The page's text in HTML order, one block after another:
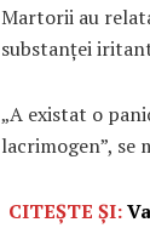
Martorii au
substanței
„A existat o
lacrimogen”, se
CITEȘTE ȘI: